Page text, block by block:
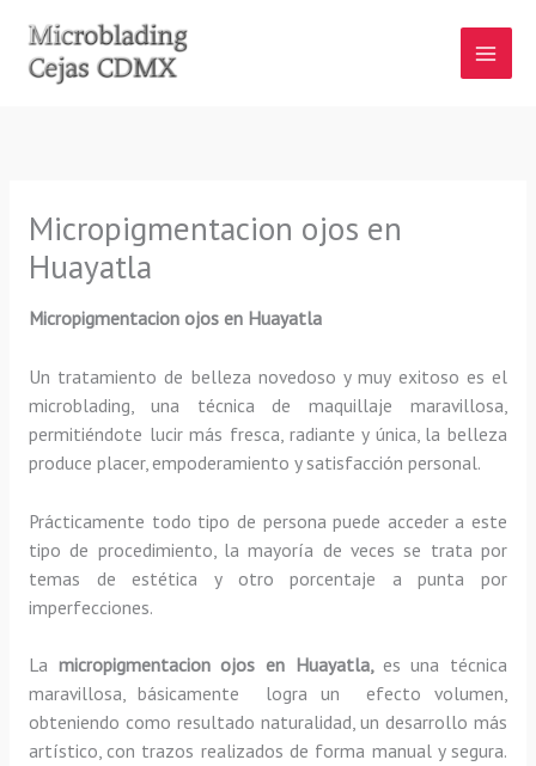
contenido
Micropigmentacion ojos en
Huayatla
Micropigmentacion ojos en Huayatla
Un tratamiento de belleza novedoso y muy exitoso es el
microblading, una técnica de maquillaje maravillosa,
permitiéndote lucir más fresca, radiante y única, la belleza
produce placer, empoderamiento y satisfacción personal.
Prácticamente todo tipo de persona puede acceder a este
tipo de procedimiento, la mayoría de veces se trata por
temas de estética y otro porcentaje a punta por
imperfecciones.
La micropigmentacion ojos en Huayatla, es una técnica
maravillosa, básicamente
logra un efecto volumen,
obteniendo como resultado naturalidad, un desarrollo más
artístico, con trazos realizados de forma manual y segura.